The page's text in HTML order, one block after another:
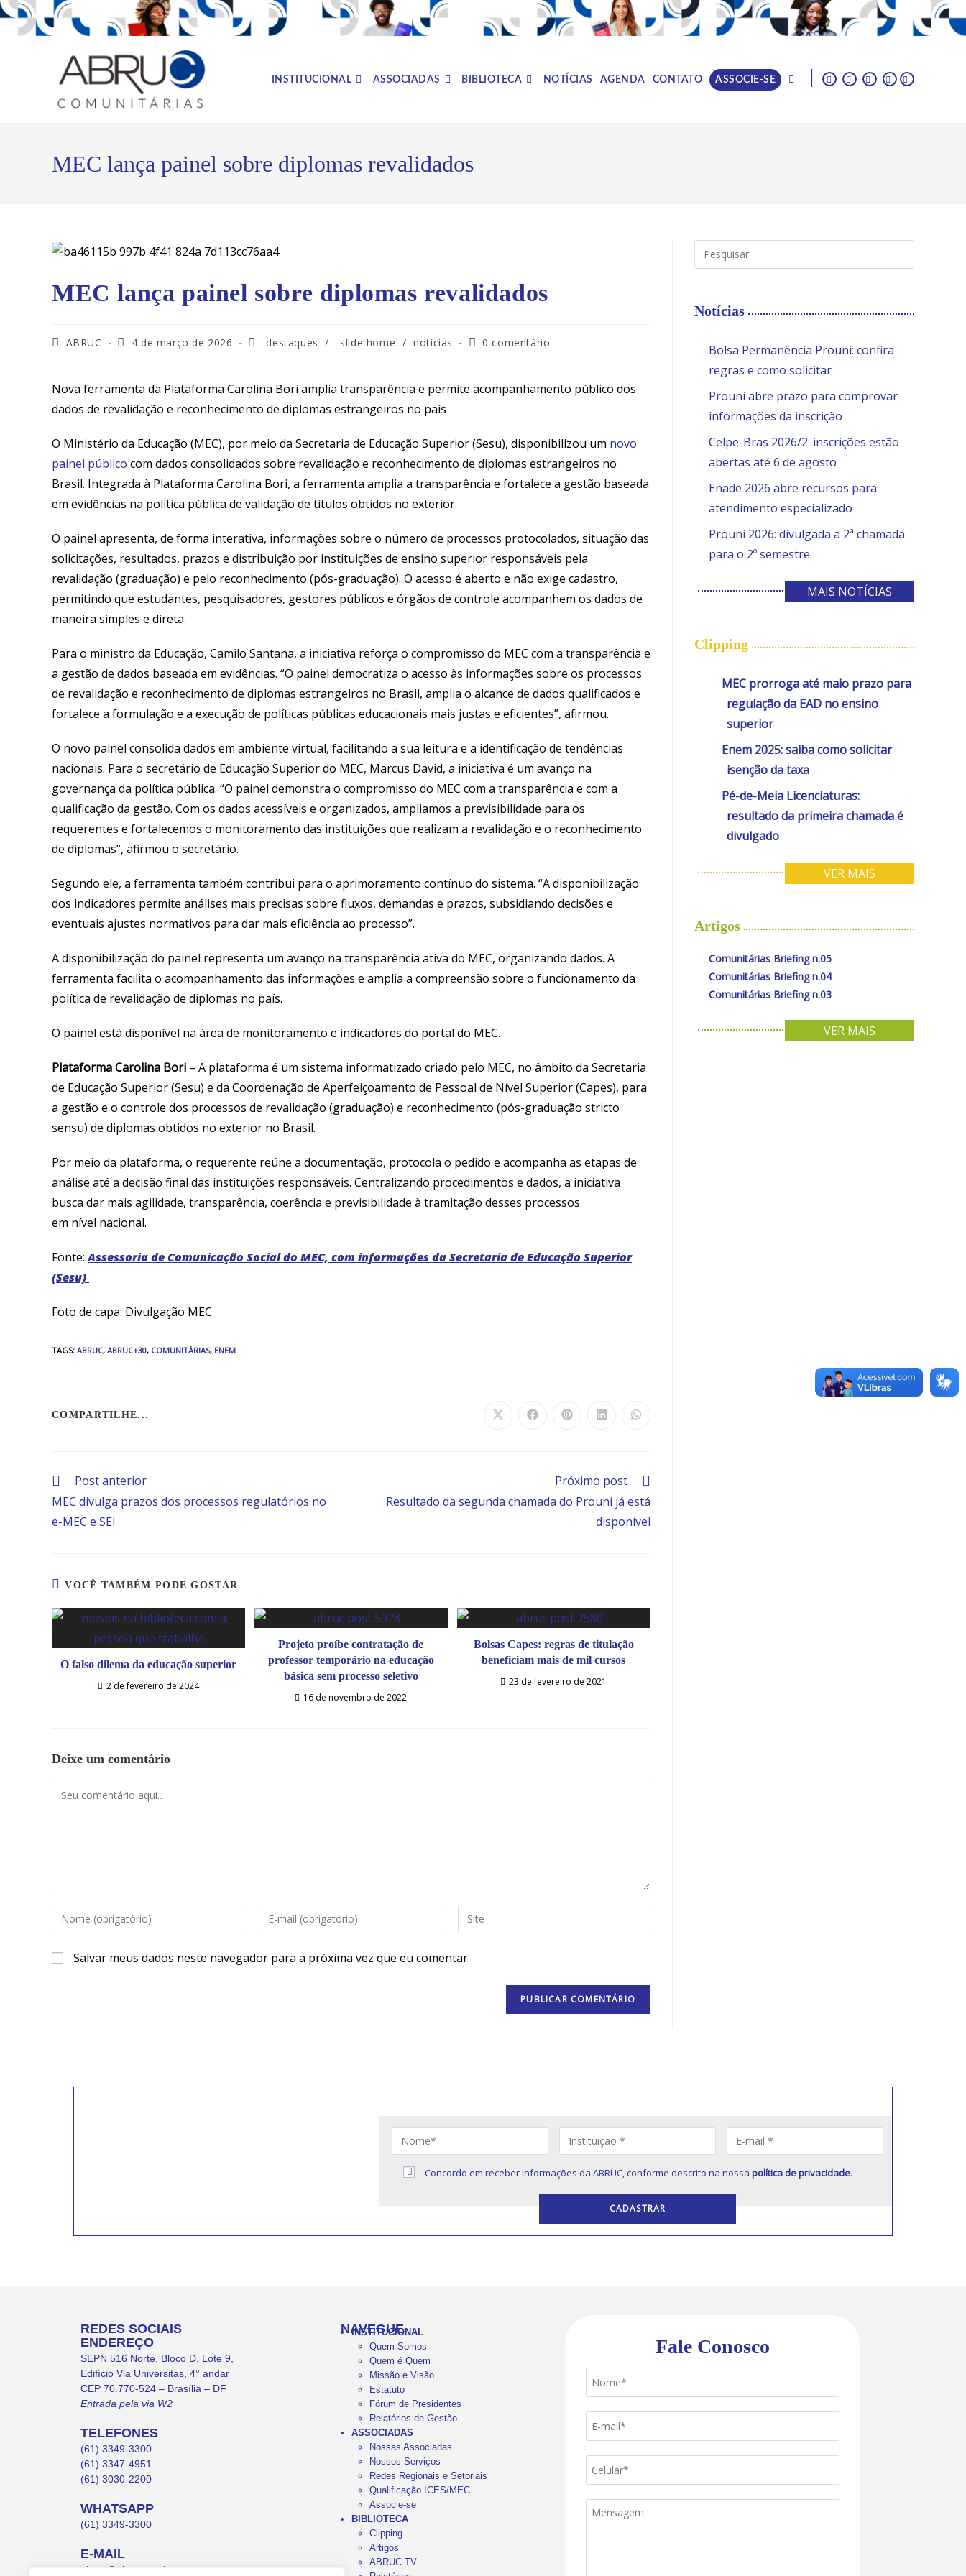
|
INSTITUCIONAL ASSOCIADAS BIBLIOTECA NOTÍCIAS AGENDA CONTATO ASSOCIE-SE
MEC lança painel sobre diplomas revalidados
MEC lança painel sobre diplomas revalidados
ABRUC 4 de março de 2026 -destaques / -slide home / notícias 0 comentário
Nova ferramenta da Plataforma Carolina Bori amplia transparência e permite acompanhamento público dos
dados de revalidação e reconhecimento de diplomas estrangeiros no país
O Ministério da Educação (MEC), por meio da Secretaria de Educação Superior (Sesu), disponibilizou um novo
painel público com dados consolidados sobre revalidação e reconhecimento de diplomas estrangeiros no
Brasil. Integrada à Plataforma Carolina Bori, a ferramenta amplia a transparência e fortalece a gestão baseada
em evidências na política pública de validação de títulos obtidos no exterior.
O painel apresenta, de forma interativa, informações sobre o número de processos protocolados, situação das
solicitações, resultados, prazos e distribuição por instituições de ensino superior responsáveis pela
revalidação (graduação) e pelo reconhecimento (pós-graduação). O acesso é aberto e não exige cadastro,
permitindo que estudantes, pesquisadores, gestores públicos e órgãos de controle acompanhem os dados de
maneira simples e direta.
Para o ministro da Educação, Camilo Santana, a iniciativa reforça o compromisso do MEC com a transparência e
a gestão de dados baseada em evidências. “O painel democratiza o acesso às informações sobre os processos
de revalidação e reconhecimento de diplomas estrangeiros no Brasil, amplia o alcance de dados qualificados e
fortalece a formulação e a execução de políticas públicas educacionais mais justas e eficientes”, afirmou.
O novo painel consolida dados em ambiente virtual, facilitando a sua leitura e a identificação de tendências
nacionais. Para o secretário de Educação Superior do MEC, Marcus David, a iniciativa é um avanço na
governança da política pública. “O painel demonstra o compromisso do MEC com a transparência e com a
qualificação da gestão. Com os dados acessíveis e organizados, ampliamos a previsibilidade para os
requerentes e fortalecemos o monitoramento das instituições que realizam a revalidação e o reconhecimento
de diplomas”, afirmou o secretário.
Segundo ele, a ferramenta também contribui para o aprimoramento contínuo do sistema. “A disponibilização
dos indicadores permite análises mais precisas sobre fluxos, demandas e prazos, subsidiando decisões e
eventuais ajustes normativos para dar mais eficiência ao processo”.
A disponibilização do painel representa um avanço na transparência ativa do MEC, organizando dados. A
ferramenta facilita o acompanhamento das informações e amplia a compreensão sobre o funcionamento da
política de revalidação de diplomas no país.
O painel está disponível na área de monitoramento e indicadores do portal do MEC.
Plataforma Carolina Bori – A plataforma é um sistema informatizado criado pelo MEC, no âmbito da Secretaria
de Educação Superior (Sesu) e da Coordenação de Aperfeiçoamento de Pessoal de Nível Superior (Capes), para
a gestão e o controle dos processos de revalidação (graduação) e reconhecimento (pós-graduação stricto
sensu) de diplomas obtidos no exterior no Brasil.
Por meio da plataforma, o requerente reúne a documentação, protocola o pedido e acompanha as etapas de
análise até a decisão final das instituições responsáveis. Centralizando procedimentos e dados, a iniciativa
busca dar mais agilidade, transparência, coerência e previsibilidade à tramitação desses processos
em nível nacional.
Fonte:Assessoria de Comunicação Social do MEC, com informações da Secretaria de Educação Superior
(Sesu)
Foto de capa: Divulgação MEC
TAGS: ABRUC, ABRUC+30, COMUNITÁRIAS, ENEM
COMPARTILHE...
Post anterior
MEC divulga prazos dos processos regulatórios no
e-MEC e SEI
Próximo post
Resultado da segunda chamada do Prouni já está
disponível
VOCÊ TAMBÉM PODE GOSTAR
O falso dilema da educação superior
2 de fevereiro de 2024
Projeto proíbe contratação de
professor temporário na educação
básica sem processo seletivo
16 de novembro de 2022
Bolsas Capes: regras de titulação
beneficiam mais de mil cursos
23 de fevereiro de 2021
Deixe um comentário
Salvar meus dados neste navegador para a próxima vez que eu comentar.
Notícias
Bolsa Permanência Prouni: confira
regras e como solicitar
Prouni abre prazo para comprovar
informações da inscrição
Celpe-Bras 2026/2: inscrições estão
abertas até 6 de agosto
Enade 2026 abre recursos para
atendimento especializado
Prouni 2026: divulgada a 2ª chamada
para o 2º semestre
MAIS NOTÍCIAS
Clipping
MEC prorroga até maio prazo para
regulação da EAD no ensino
superior
Enem 2025: saiba como solicitar
isenção da taxa
Pé-de-Meia Licenciaturas:
resultado da primeira chamada é
divulgado
VER MAIS
Artigos
Comunitárias Briefing n.05
Comunitárias Briefing n.04
Comunitárias Briefing n.03
VER MAIS
Concordo em receber informações da ABRUC, conforme descrito na nossapolítica de privacidade.
REDES SOCIAIS
ENDEREÇO
SEPN 516 Norte, Bloco D, Lote 9,
Edifício Via Universitas, 4° andar
CEP 70.770-524 – Brasília – DF
Entrada pela via W2
TELEFONES
(61) 3349-3300
(61) 3347-4951
(61) 3030-2200
WHATSAPP
(61) 3349-3300
E-MAIL
abruc@abruc.org.br
NAVEGUE
INSTITUCIONAL
Quem Somos
Quem é Quem
Missão e Visão
Estatuto
Fórum de Presidentes
Relatórios de Gestão
ASSOCIADAS
Nossas Associadas
Nossos Serviços
Redes Regionais e Setoriais
Qualificação ICES/MEC
Associe-se
BIBLIOTECA
Clipping
Artigos
ABRUC TV
Fale Conosco